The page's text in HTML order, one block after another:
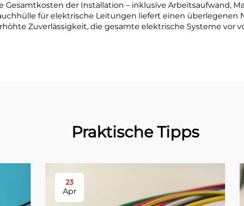
Gesamtkosten der Installation – inklusive Arbeitsaufwand,
für elektrische Leitungen liefert einen überlegenen
Zuverlässigkeit, die gesamte elektrische Systeme vor
Praktische Tipps
23
Apr